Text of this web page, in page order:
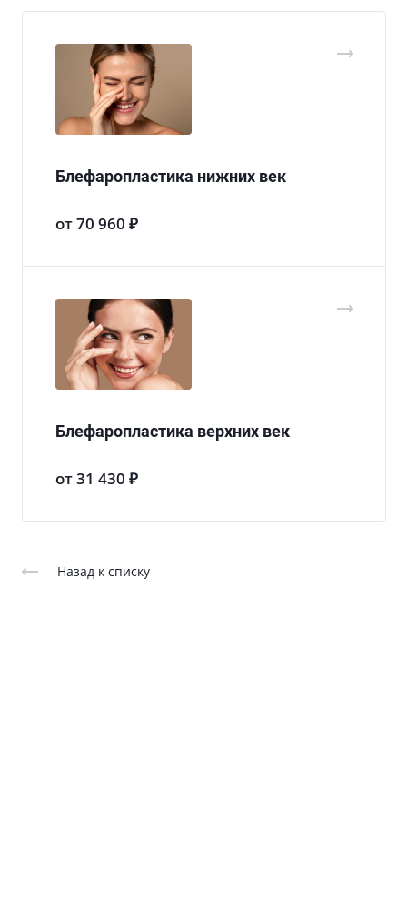
Блефаропластика нижних век
от 70 960 ₽
Блефаропластика верхних век
от 31 430 ₽
Назад к списку